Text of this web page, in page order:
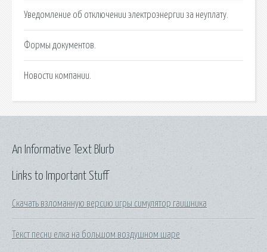
Уведомление об отключении электроэнергии за неуплату.
Формы документов.
Новости компании.
Links to Important Stuff
Скачать взломанную версию игры симулятор гаишника
Текст песни елка на большом воздушном шаре
An Informative Text Blurb